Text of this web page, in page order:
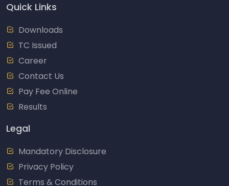
Quick Links
Downloads
TC Issued
Career
Contact Us
Pay Fee Online
Results
Legal
Mandatory Disclosure
Privacy Policy
Terms & Conditions